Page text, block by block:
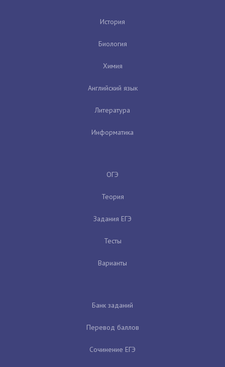
История
Биология
Химия
Английский язык
Литература
Информатика
ОГЭ
Теория
Задания ЕГЭ
Тесты
Варианты
Банк заданий
Перевод баллов
Сочинение ЕГЭ